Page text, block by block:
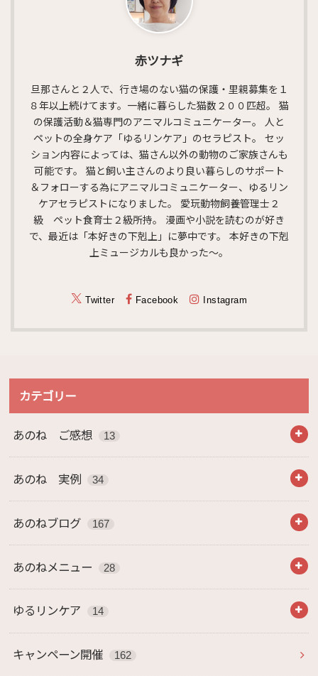
赤ツナギ
旦那さんと２人で、行き場のない猫の保護・里親募集を１
８年以上続けてます。一緒に暮らした猫数２００匹超。 猫
の保護活動＆猫専門のアニマルコミュニケーター。 人と
ペットの全身ケア「ゆるリンケア」のセラピスト。 セッ
ション内容によっては、猫さん以外の動物のご家族さんも
可能です。 猫と飼い主さんのより良い暮らしのサポート
＆フォローする為にアニマルコミュニケーター、ゆるリン
ケアセラピストになりました。 愛玩動物飼養管理士２
級 ペット食育士２級所持。 漫画や小説を読むのが好き
で、最近は「本好きの下剋上」に夢中です。 本好きの下剋
上ミュージカルも良かった～。
Twitter Facebook Instagram
カテゴリー
あのね ご感想 13
あのね 実例 34
あのねブログ 167
あのねメニュー 28
ゆるリンケア 14
キャンペーン開催 162